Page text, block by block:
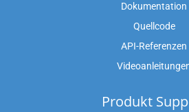
Dokumentation
Quellcode
API-Referenzen
Produkt